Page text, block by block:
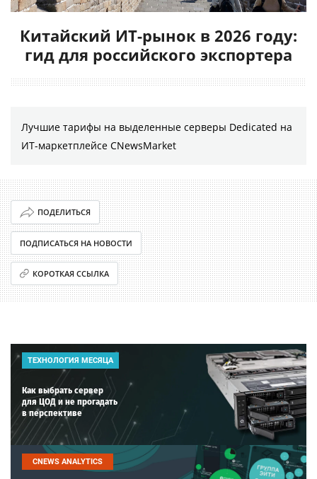
Китайский ИТ-рынок в 2026 году:
гид для российского экспортера
Лучшие тарифы на выделенные серверы Dedicated на
ИТ-маркетплейсе CNewsMarket
ПОДЕЛИТЬСЯ
ПОДПИСАТЬСЯ НА НОВОСТИ
КОРОТКАЯ ССЫЛКА
ТЕХНОЛОГИЯ МЕСЯЦА
Как выбрать сервер
для ЦОД и не прогадать
в перспективе
CNEWS ANALYTICS